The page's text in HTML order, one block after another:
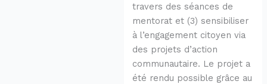
travers des séances de
mentorat et (3) sensibiliser
à l’engagement citoyen via
des projets d’action
communautaire. Le projet a
été rendu possible grâce au